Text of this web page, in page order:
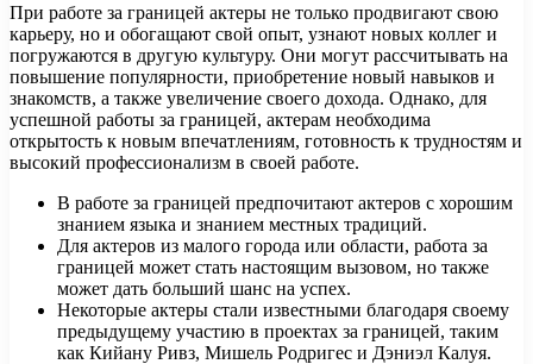
При работе за границей актеры не только продвигают свою
карьеру, но и обогащают свой опыт, узнают новых коллег и
погружаются в другую культуру. Они могут рассчитывать на
повышение популярности, приобретение новый навыков и
знакомств, а также увеличение своего дохода. Однако, для
успешной работы за границей, актерам необходима
открытость к новым впечатлениям, готовность к трудностям и
высокий профессионализм в своей работе.
В работе за границей предпочитают актеров с хорошим
знанием языка и знанием местных традиций.
Для актеров из малого города или области, работа за
границей может стать настоящим вызовом, но также
может дать больший шанс на успех.
Некоторые актеры стали известными благодаря своему
предыдущему участию в проектах за границей, таким
как Кийану Ривз, Мишель Родригес и Дэниэл Калуя.